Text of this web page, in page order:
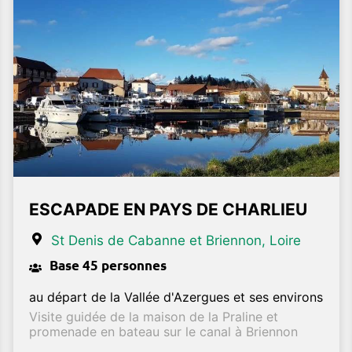
ESCAPADE EN PAYS DE CHARLIEU
St Denis de Cabanne et Briennon, Loire
Base 45 personnes
au départ de la Vallée d'Azergues et ses environs
Visite guidée de la maison de la Praline et
promenade en bateau sur le canal à Briennon